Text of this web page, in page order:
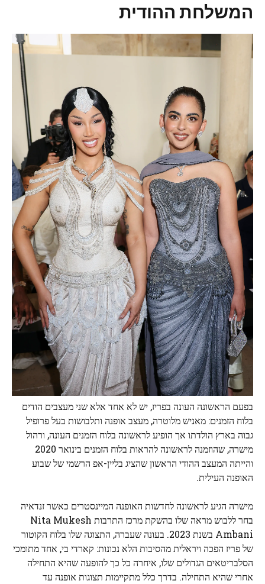
המשלחת ההודית
בפעם הראשונה העונה בפריז, יש לא אחד אלא שני מעצבים הודים
בלוח הזמנים: מאניש מלוטרה, מעצב אופנה ותלבושות בעל פרופיל
גבוה בארץ הולדתו אך הופיע לראשונה בלוח הזמנים העונה, ורהול
מישרה, שהוזמנה לראשונה להראות בלוח הזמנים בינואר 2020
והייתה המעצב ההודי הראשון שהציג בליין-אפ הרשמי של שבוע
האופנה העילית.
מישרה הגיע לראשונה לחדשות האופנה המיינסטרים כאשר זנדאיה
בחר ללבוש מראה שלו בהשקת מרכז התרבות Nita Mukesh
Ambani בשנת 2023. בעונה שעברה, התצוגה שלו בלוח הקוטור
של פריז הפכה ויראלית מהסיבות הלא נכונות: קארדי בי, אחד מתומכי
הסלבריטאים הגדולים שלו, איחרה כל כך להופעה שהיא התחילה
אחרי שהיא התחילה. בדרך כלל מתקיימות תצוגות אופנה עד